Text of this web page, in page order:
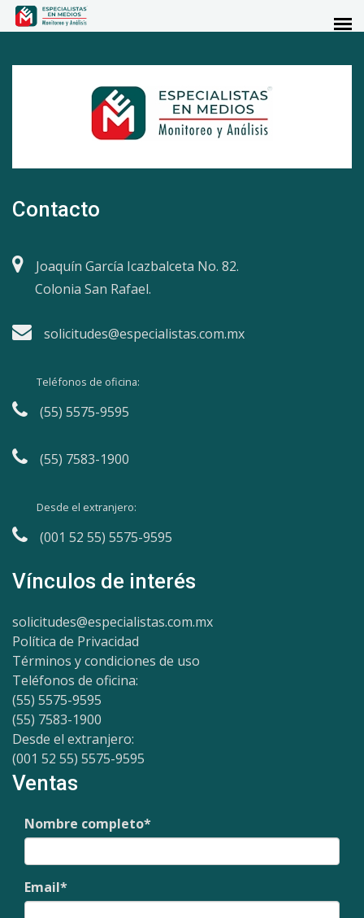
Contacto
Joaquín García Icazbalceta No. 82.
Colonia San Rafael.
solicitudes@especialistas.com.mx
Teléfonos de oficina:
(55) 5575-9595
(55) 7583-1900
Desde el extranjero:
(001 52 55) 5575-9595
Vínculos de interés
solicitudes@especialistas.com.mx
Política de Privacidad
Términos y condiciones de uso
Teléfonos de oficina:
(55) 5575-9595
(55) 7583-1900
Desde el extranjero:
(001 52 55) 5575-9595
Ventas
Nombre completo*
Email*